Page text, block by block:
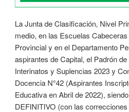
La Junta de Clasificación, Nivel
medio, en las Escuelas
Provincial y en el Departamento
aspirantes de Capital, el Padrón
Interinatos y Suplencias 2023 y
Docencia N°42 (Aspirantes
Educativa en Abril de 2022),
DEFINITIVO (con las